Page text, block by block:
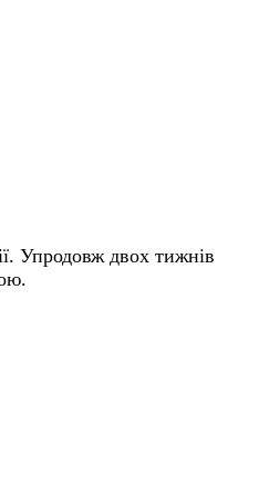
Упродовж двох тижнів